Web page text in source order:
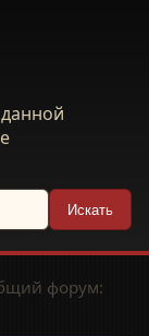
Искать
форум: